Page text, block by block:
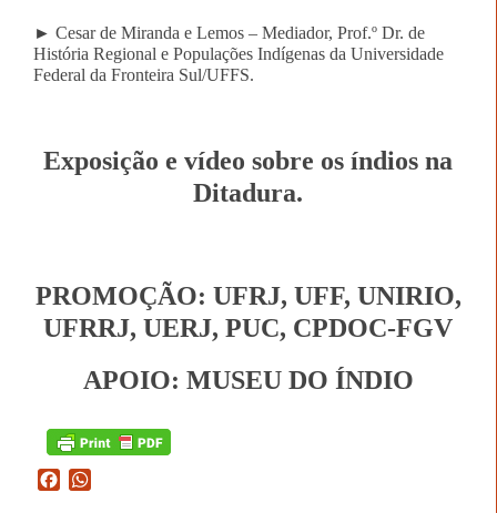
► Cesar de Miranda e Lemos – Mediador, Prof.º Dr. de
História Regional e Populações Indígenas da Universidade
Federal da Fronteira Sul/UFFS.
Exposição e vídeo sobre os índios na
Ditadura.
PROMOÇÃO: UFRJ, UFF, UNIRIO,
UFRRJ, UERJ, PUC, CPDOC-FGV
APOIO: MUSEU DO ÍNDIO
Facebook